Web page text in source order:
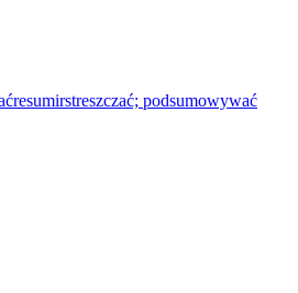
resumirstreszczać; podsumowywać